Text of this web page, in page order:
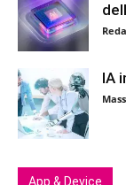
IA
App & Device